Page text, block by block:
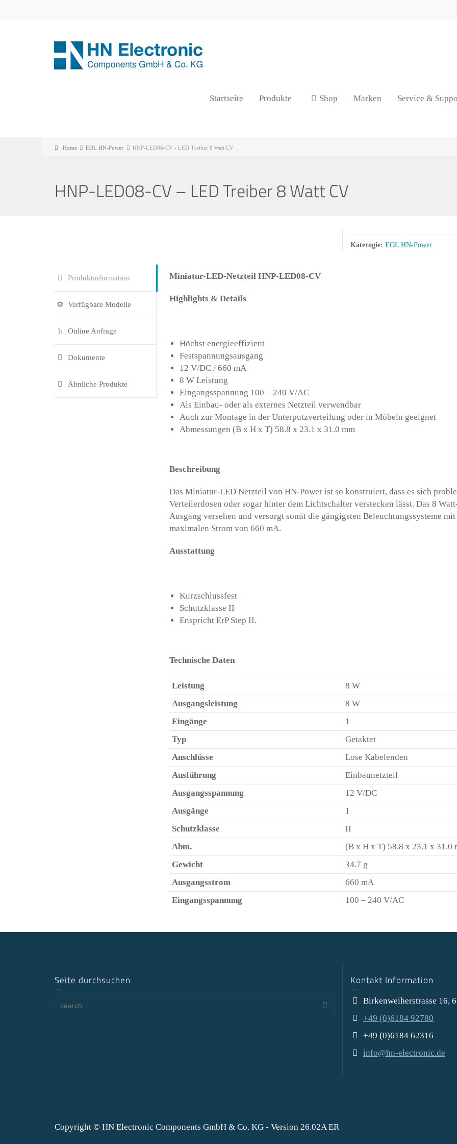
Startseite Produkte Shop Marken Service &
Home EOL HN-Power HNP-LED08-CV - LED Treiber 8 Watt CV
HNP-LED08-CV – LED Treiber 8 Watt CV
Katerogie: EOL HN-Power
Produktinformation
Verfügbare Modelle
Online Anfrage
Dokumente
Ähnliche Produkte
Miniatur-LED-Netzteil HNP-LED08-CV
Highlights & Details
Höchst energieeffizient
Festspannungsausgang
12 V/DC / 660 mA
8 W Leistung
Eingangsspannung 100 – 240 V/AC
Als Einbau- oder als externes Netzteil verwendbar
Auch zur Montage in der Unterputzverteilung oder in Möbeln geeignet
Abmessungen (B x H x T) 58.8 x 23.1 x 31.0 mm
Beschreibung
Das Miniatur-LED Netzteil von HN-Power ist so konstruiert, dass es sich
Verteilerdosen oder sogar hinter dem Lichtschalter verstecken lässt. Das 8
Ausgang versehen und versorgt somit die gängigsten Beleuchtungssysteme
maximalen Strom von 660 mA.
Ausstattung
Kurzschlussfest
Schutzklasse II
Enspricht ErP Step II.
Technische Daten
Leistung
8 W
Ausgangsleistung
8 W
Eingänge
1
Typ
Getaktet
Anschlüsse
Lose Kabelenden
Ausführung
Einbaunetzteil
Ausgangsspannung
12 V/DC
Ausgänge
1
Schutzklasse
II
Abm.
(B x H x T) 58.8 x 23.1 x 31.0
Gewicht
34.7 g
Ausgangsstrom
660 mA
Eingangsspannung
100 – 240 V/AC
Seite durchsuchen Kontakt Information
Birkenweiherstrasse 16,
+49 (0)6184 92780
+49 (0)6184 62316
info@hn-electronic.de
Copyright © HN Electronic Components GmbH & Co. KG - Version 26.02A ER